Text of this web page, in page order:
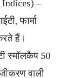
–
फार्मा
हैं।
स्मॉलकैप 50
वाली